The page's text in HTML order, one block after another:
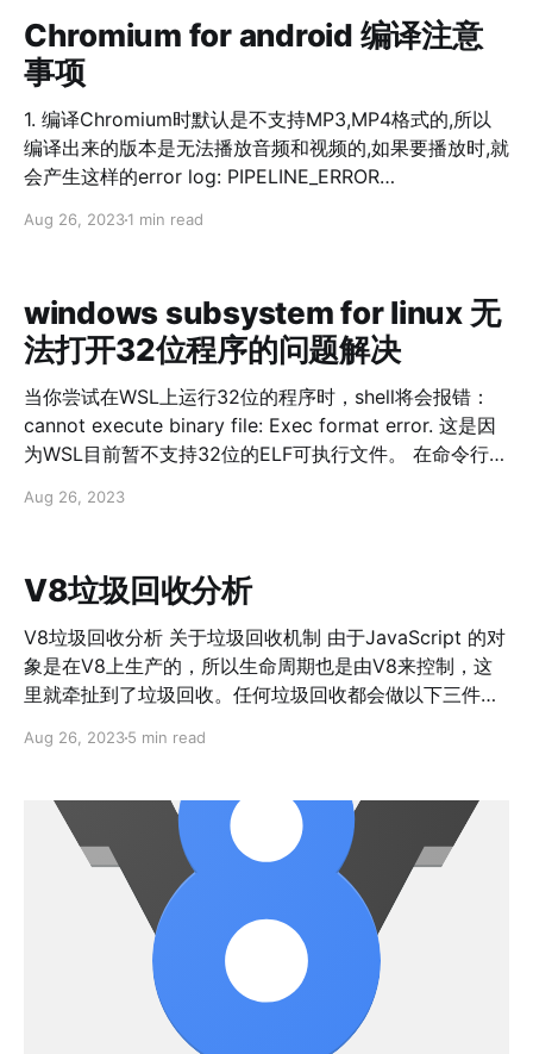
Chromium for android 编译注意
事项
1. 编译Chromium时默认是不支持MP3,MP4格式的,所以
编译出来的版本是无法播放音频和视频的,如果要播放时,就
会产生这样的error log: PIPELINE_ERROR
要对音视频进行支持的话,需要在args.gn文件中,增加如下
group讨论区原贴Does anyone know how Chrome for
Android or Android Webview plays facebooks
[https://groups.google.com/a/chromium.org/forum/#!
topic/
Aug 26, 20231 min read
windows subsystem for linux 无
法打开32位程序的问题解决
当你尝试在WSL上运行32位的程序时，shell将会报错：
cannot execute binary file: Exec format error. 这是因
为WSL目前暂不支持32位的ELF可执行文件。 在命令行中
static sudo update-binfmts --install i386
'\x7fELF\x01\x01\x01\x03\x00\x00\x00\x00\x00\x00
\x00\x00\x03\x00\x03\x00\x01\x00\x00\x00' --
mask '\xff\xff\
Aug 26, 2023
V8垃圾回收分析
V8垃圾回收分析 关于垃圾回收机制 由于JavaScript 的对
象是在V8上生产的，所以生命周期也是由V8来控制，这
里就牵扯到了垃圾回收。任何垃圾回收都会做以下三件事
这些对象所占用的内存 * 重新压碎整理碎片化的内存块
言一样（有垃圾回收机制的语言），使用的世代回收机
制，主要有两个世代：新生代（Young generation）和老
年代（Old generation），V8在这个两个世代的前提下，
又增加了独特的空间，用来存放专门的对象。以下是V8在
内存管理中的所有空间： RO_SPACE, // Immortal,
immovable and immutable objects, NEW_SPACE, //
Young generation semispaces for regular objects
Aug 26, 20235 min read